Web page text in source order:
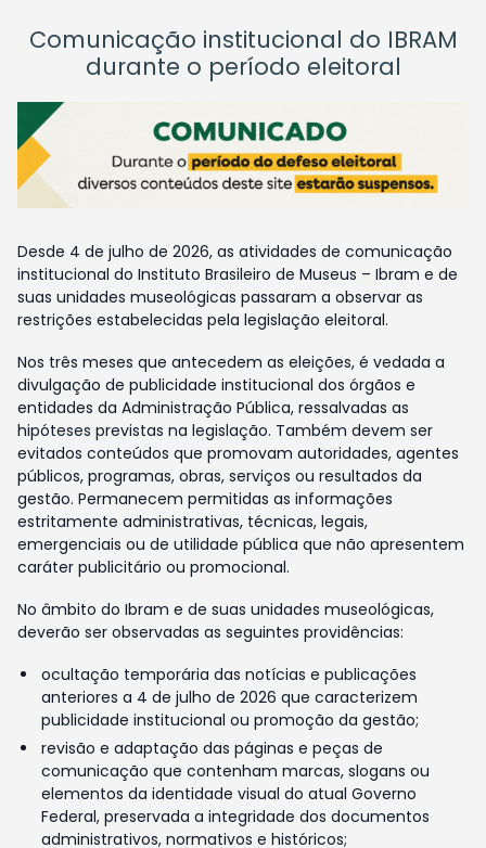
Comunicação institucional do IBRAM
durante o período eleitoral
Desde 4 de julho de 2026, as atividades de comunicação
institucional do Instituto Brasileiro de Museus – Ibram e de
suas unidades museológicas passaram a observar as
restrições estabelecidas pela legislação eleitoral.
Nos três meses que antecedem as eleições, é vedada a
divulgação de publicidade institucional dos órgãos e
entidades da Administração Pública, ressalvadas as
hipóteses previstas na legislação. Também devem ser
evitados conteúdos que promovam autoridades, agentes
públicos, programas, obras, serviços ou resultados da
gestão. Permanecem permitidas as informações
estritamente administrativas, técnicas, legais,
emergenciais ou de utilidade pública que não apresentem
caráter publicitário ou promocional.
No âmbito do Ibram e de suas unidades museológicas,
deverão ser observadas as seguintes providências:
ocultação temporária das notícias e publicações
anteriores a 4 de julho de 2026 que caracterizem
publicidade institucional ou promoção da gestão;
revisão e adaptação das páginas e peças de
comunicação que contenham marcas, slogans ou
elementos da identidade visual do atual Governo
Federal, preservada a integridade dos documentos
administrativos, normativos e históricos;